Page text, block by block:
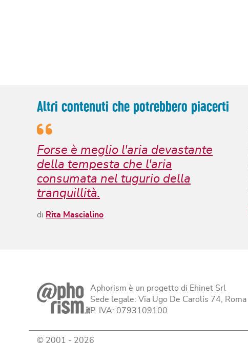
Altri contenuti che potrebbero piacerti
Forse è meglio l'aria devastante
della tempesta che l'aria
consumata nel tugurio della
tranquillità.
di Rita Mascialino
Aphorism è un progetto di Ehinet Srl
Sede legale: Via Ugo De Carolis 74, Roma
P. IVA: 0793109100
© 2001 - 2026